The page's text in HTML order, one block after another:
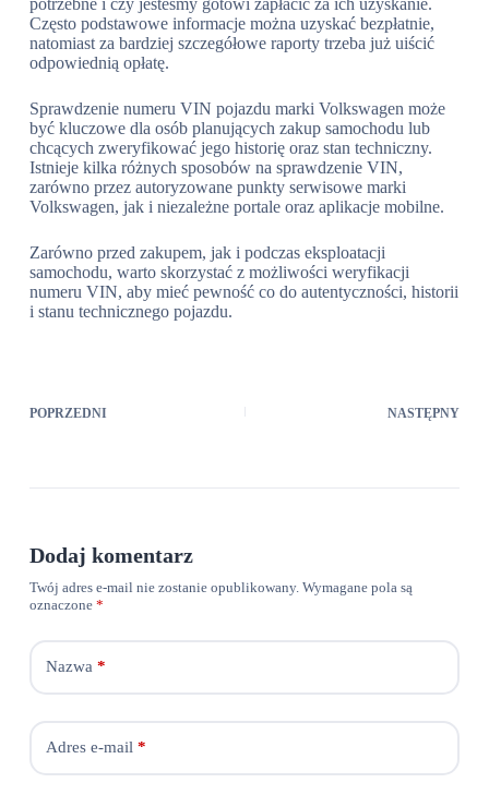
Często podstawowe informacje można uzyskać bezpłatnie,
natomiast za bardziej szczegółowe raporty trzeba już uiścić
odpowiednią opłatę.
Sprawdzenie numeru VIN pojazdu marki Volkswagen może
być kluczowe dla osób planujących zakup samochodu lub
chcących zweryfikować jego historię oraz stan techniczny.
Istnieje kilka różnych sposobów na sprawdzenie VIN,
zarówno przez autoryzowane punkty serwisowe marki
Volkswagen, jak i niezależne portale oraz aplikacje mobilne.
Zarówno przed zakupem, jak i podczas eksploatacji
samochodu, warto skorzystać z możliwości weryfikacji
numeru VIN, aby mieć pewność co do autentyczności, historii
i stanu technicznego pojazdu.
POPRZEDNI NASTĘPNY
Dodaj komentarz
Twój adres e-mail nie zostanie opublikowany. Wymagane pola są
oznaczone *
Nazwa*
Adres e-mail*